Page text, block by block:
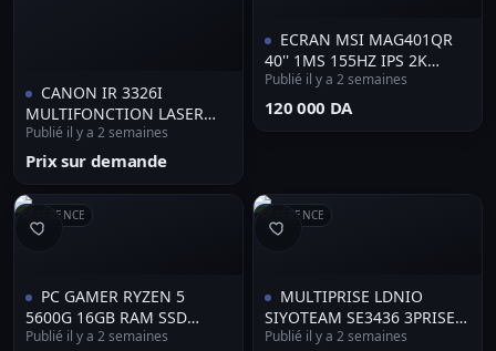
CANON IR 3326I
MULTIFONCTION LASER
COULEUR A3 RECTO VERSO
-ADF - TONER C-EXV 65
Publié il y a 2 semaines
Prix sur demande
ECRAN MSI MAG401QR
40'' 1MS 155HZ IPS 2K
ULTRAWIDE
Publié il y a 2 semaines
⁦120 000 DA⁩
RÉFÉRENCE
PC GAMER RYZEN 5
5600G 16GB RAM SSD
256GB
Publié il y a 2 semaines
RÉFÉRENCE
MULTIPRISE LDNIO
SIYOTEAM SE3436 3PRISE &
2USB & 2USB C
Publié il y a 2 semaines